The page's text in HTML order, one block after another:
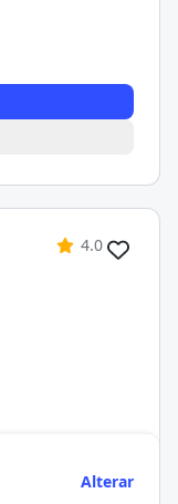
4.0
Alterar